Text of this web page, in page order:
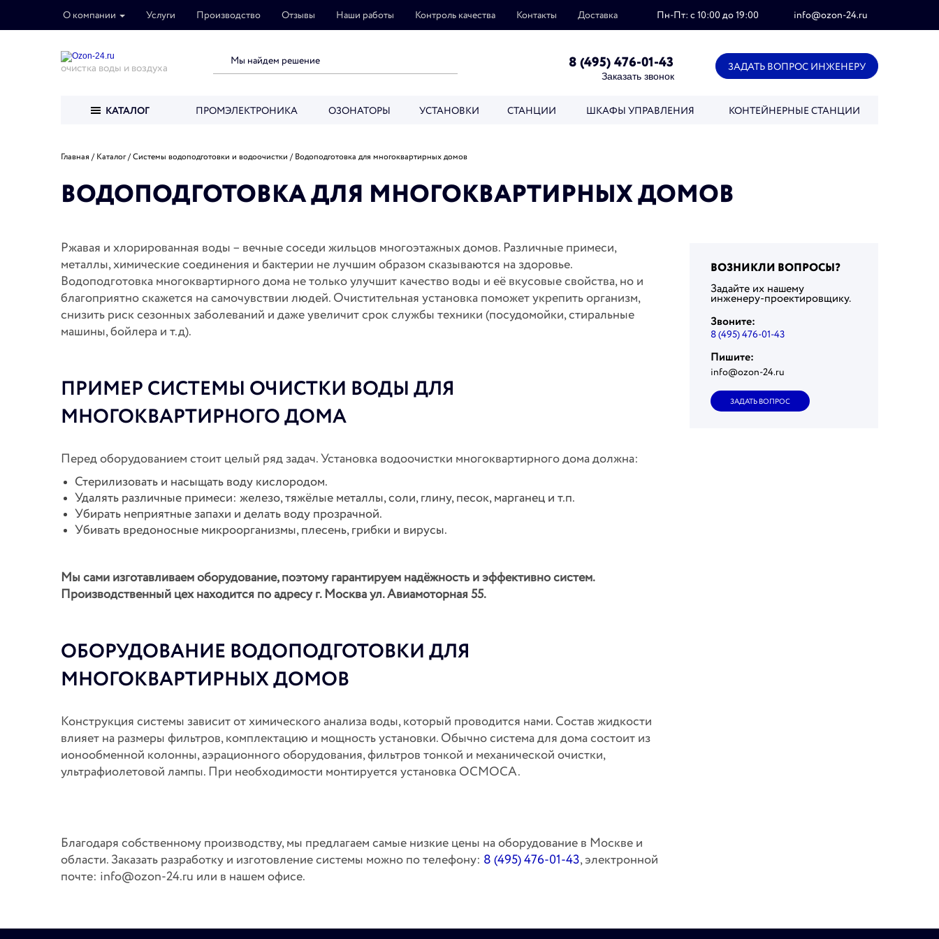
О компании Услуги Производство Отзывы Наши работы Контроль качества Контакты Доставка info@ozon-24.ru
Пн-Пт: с 10:00 до 19:00
очистка воды и воздуха 8 (495) 476-01-43
Заказать звонок
ЗАДАТЬ ВОПРОС ИНЖЕНЕРУ
КАТАЛОГ ПРОМЭЛЕКТРОНИКА ОЗОНАТОРЫ УСТАНОВКИ СТАНЦИИ ШКАФЫ УПРАВЛЕНИЯ КОНТЕЙНЕРНЫЕ СТАНЦИИ
Главная Каталог Системы водоподготовки и водоочистки Водоподготовка для многоквартирных домов
ВОДОПОДГОТОВКА ДЛЯ МНОГОКВАРТИРНЫХ ДОМОВ
Ржавая и хлорированная воды – вечные соседи жильцов многоэтажных домов. Различные примеси,
металлы, химические соединения и бактерии не лучшим образом сказываются на здоровье.
Водоподготовка многоквартирного дома не только улучшит качество воды и её вкусовые свойства, но и
благоприятно скажется на самочувствии людей. Очистительная установка поможет укрепить организм,
снизить риск сезонных заболеваний и даже увеличит срок службы техники (посудомойки, стиральные
машины, бойлера и т.д).
ПРИМЕР СИСТЕМЫ ОЧИСТКИ ВОДЫ ДЛЯ
МНОГОКВАРТИРНОГО ДОМА
Перед оборудованием стоит целый ряд задач. Установка водоочистки многоквартирного дома должна:
Стерилизовать и насыщать воду кислородом.
Удалять различные примеси: железо, тяжёлые металлы, соли, глину, песок, марганец и т.п.
Убирать неприятные запахи и делать воду прозрачной.
Убивать вредоносные микроорганизмы, плесень, грибки и вирусы.
Мы сами изготавливаем оборудование, поэтому гарантируем надёжность и эффективно систем.
Производственный цех находится по адресу г. Москва ул. Авиамоторная 55.
ОБОРУДОВАНИЕ ВОДОПОДГОТОВКИ ДЛЯ
МНОГОКВАРТИРНЫХ ДОМОВ
Конструкция системы зависит от химического анализа воды, который проводится нами. Состав жидкости
влияет на размеры фильтров, комплектацию и мощность установки. Обычно система для дома состоит из
ионообменной колонны, аэрационного оборудования, фильтров тонкой и механической очистки,
ультрафиолетовой лампы. При необходимости монтируется установка ОСМОСА.
Благодаря собственному производству, мы предлагаем самые низкие цены на оборудование в Москве и
области. Заказать разработку и изготовление системы можно по телефону: 8 (495) 476-01-43, электронной
почте: info@ozon-24.ru или в нашем офисе.
ВОЗНИКЛИ ВОПРОСЫ?
Задайте их нашему
инженеру-проектировщику.
Звоните:
8 (495) 476-01-43
Пишите:
info@ozon-24.ru
ЗАДАТЬ ВОПРОС